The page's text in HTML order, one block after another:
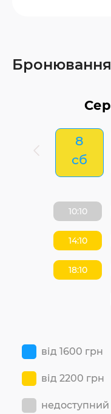
Бронювання
8
сб
10:10
14:10
18:10
від 1600 грн
від 2200 грн
недоступний